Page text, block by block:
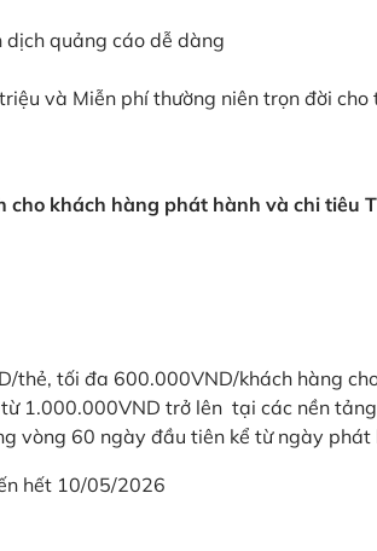
dịch quảng cáo dễ dàng
và Miễn phí thường niên trọn đời cho
khách hàng phát hành và chi tiêu
thẻ, tối đa 600.000VND/khách hàng
1.000.000VND trở lên tại các nền
vòng 60 ngày đầu tiên kể từ ngày phát
hết 10/05/2026